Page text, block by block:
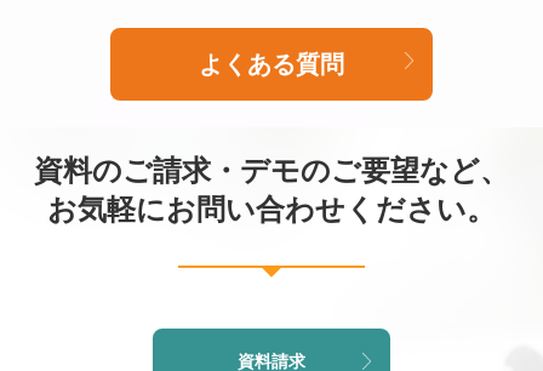
よくある質問
資料のご請求・デモのご要望など、
お気軽にお問い合わせください。
資料請求